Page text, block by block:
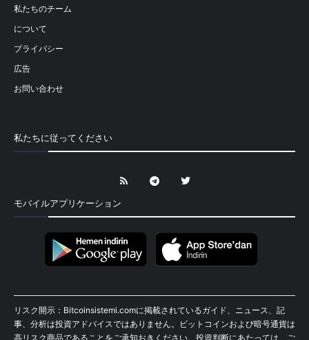
私たちのチーム
について
プライバシー
広告
お問い合わせ
私たちに従ってください
モバイルアプリケーション
リスク開示：Bitcoinsistemi.comに掲載されているガイド、ニュース、記
事、分析は投資アドバイスではありません。ビットコインおよび暗号通貨は
高リスク商品であることをご承知おきください。投資判断にあたっては、ご